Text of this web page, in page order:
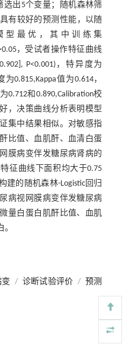
选出5个变量；随机森林筛
有较好的预测性能，以随
型最优，其中训练集
，受试者操作特征曲线
P<0.001)，特异度为
0.815,Kappa值为0.614，
0.712和0.890,Calibration校
，决策曲线分析表明模型
集中结果相似。对敏感指
比值、血肌酐、血清白蛋
膜病变伴发糖尿病肾病的
征曲线下面积均大于0.75
建的随机森林-Logistic回归
病视网膜病变伴发糖尿病
量白蛋白肌酐比值、血肌
/ 诊断试验评价 / 预测